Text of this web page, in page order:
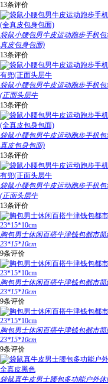
13条评价
袋鼠小腰包男牛皮运动跑步手机
真皮包身包面)
13条评价
袋鼠小腰包男牛皮运动跑步手机
(正面头层牛
13条评价
袋鼠小腰包男牛皮运动跑步手机
真皮包身包面)
13条评价
袋鼠小腰包男牛皮运动跑步手机
(正面头层牛
13条评价
胸包男士休闲百搭牛津钱包都市
23*15*10cm
9条评价
胸包男士休闲百搭牛津钱包都市
23*15*10cm
9条评价
胸包男士休闲百搭牛津钱包都市
23*15*10cm
9条评价
袋鼠真牛皮男士腰包多功能户外